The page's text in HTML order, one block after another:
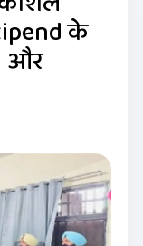
के
और